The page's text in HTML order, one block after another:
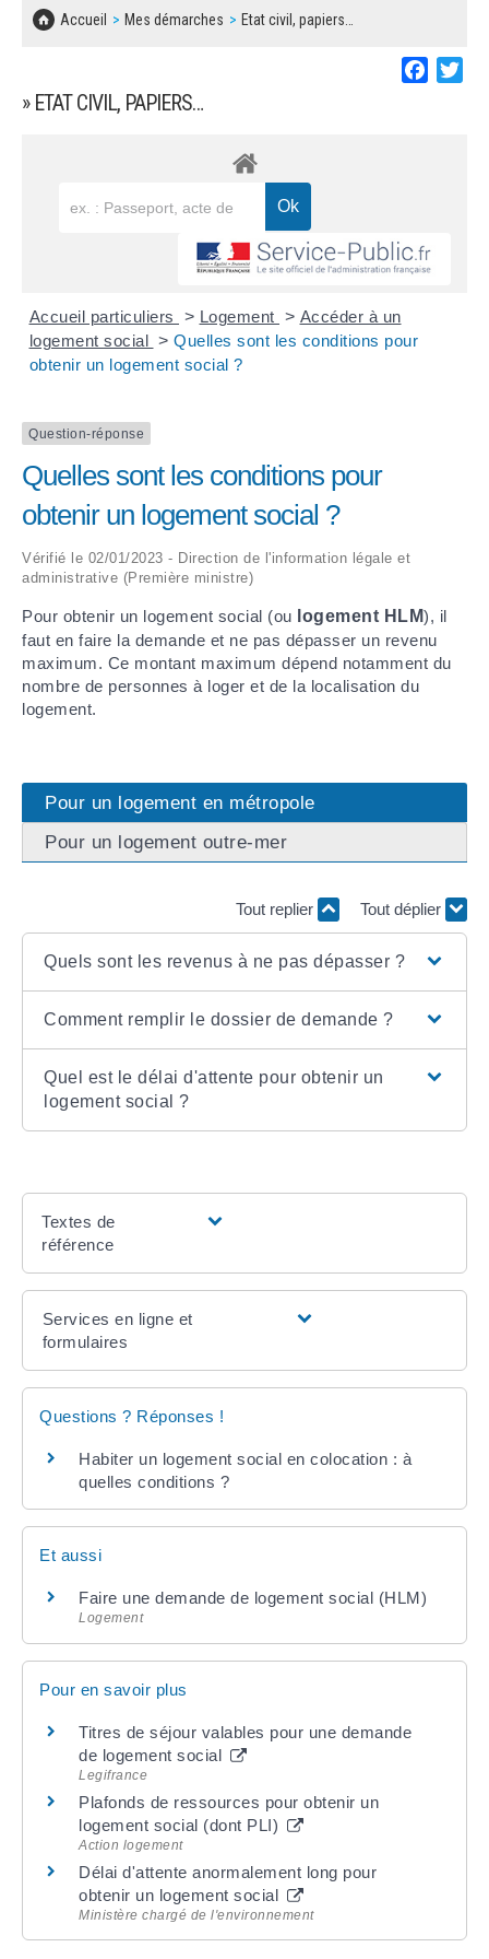
Accueil Mes démarches Etat civil, papiers…
» ETAT CIVIL, PAPIERS…
Accueil particuliers > Logement > Accéder à un
logement social > Quelles sont les conditions pour
obtenir un logement social ?
Question-réponse
Quelles sont les conditions pour
obtenir un logement social ?
Vérifié le 02/01/2023 - Direction de l'information légale et
administrative (Première ministre)
Pour obtenir un logement social (ou logement HLM), il
faut en faire la demande et ne pas dépasser un revenu
maximum. Ce montant maximum dépend notamment du
nombre de personnes à loger et de la localisation du
logement.
Pour un logement en métropole
Pour un logement outre-mer
Tout replier Tout déplier
Quels sont les revenus à ne pas dépasser ?
Comment remplir le dossier de demande ?
Quel est le délai d'attente pour obtenir un
logement social ?
Textes de
référence
Services en ligne et
formulaires
Questions ? Réponses !
Habiter un logement social en colocation : à
quelles conditions ?
Et aussi
Faire une demande de logement social (HLM)
Logement
Pour en savoir plus
Titres de séjour valables pour une demande
de logement social
Legifrance
Plafonds de ressources pour obtenir un
logement social (dont PLI)
Action logement
Délai d'attente anormalement long pour
obtenir un logement social
Ministère chargé de l'environnement
CONCERTATIONS PUBLIQUES
SOLIDARITÉ, LOGEMENT
SÉNIORS
DECHETS
BESOIN D'UNE AIDE ?
LES ASSOCIATIONS
MARCHÉS PUBLICS
DOCUMENT D'INFORMATION COMMUNAL
REGLEMENT LOCAL DE PUBLICITÉ
DECLARATION DE DEMARCHAGE
DOSSIER DE DEMANDE DE SUBVENTION
DEMANDE DE PRÊT DE MATERIEL
FICHE D'ORGANISATION MANIFESTATION
PLAN D'ACTION MUNICIPAL
ARRÊTÉS MUNICIPAUX
DÉLIBÉRATIONS